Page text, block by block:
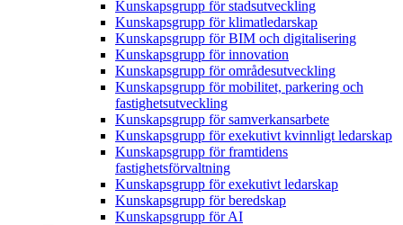
Kunskapsgrupp för stadsutveckling
Kunskapsgrupp för klimatledarskap
Kunskapsgrupp för BIM och digitalisering
Kunskapsgrupp för innovation
Kunskapsgrupp för områdesutveckling
Kunskapsgrupp för mobilitet, parkering och
fastighetsutveckling
Kunskapsgrupp för samverkansarbete
Kunskapsgrupp för exekutivt kvinnligt ledarskap
Kunskapsgrupp för framtidens
fastighetsförvaltning
Kunskapsgrupp för exekutivt ledarskap
Kunskapsgrupp för beredskap
Kunskapsgrupp för AI